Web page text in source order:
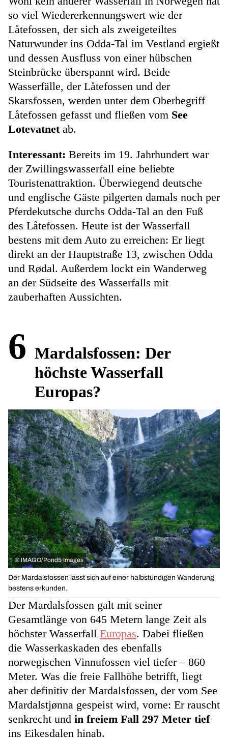
so viel Wiedererkennungswert wie der
Låtefossen, der sich als zweigeteiltes
Naturwunder ins Odda-Tal im Vestland ergießt
und dessen Ausfluss von einer hübschen
Steinbrücke überspannt wird. Beide
Wasserfälle, der Låtefossen und der
Skarsfossen, werden unter dem Oberbegriff
Låtefossen gefasst und fließen vom See
Lotevatnet ab.
Interessant: Bereits im 19. Jahrhundert war
der Zwillingswasserfall eine beliebte
Touristenattraktion. Überwiegend deutsche
und englische Gäste pilgerten damals noch per
Pferdekutsche durchs Odda-Tal an den Fuß
des Låtefossen. Heute ist der Wasserfall
bestens mit dem Auto zu erreichen: Er liegt
direkt an der Hauptstraße 13, zwischen Odda
und Rødal. Außerdem lockt ein Wanderweg
an der Südseite des Wasserfalls mit
zauberhaften Aussichten.
6 Mardalsfossen: Der
höchste Wasserfall
Europas?
© IMAGO/Pond5 Images
Der Mardalsfossen lässt sich auf einer halbstündigen Wanderung
bestens erkunden.
Der Mardalsfossen galt mit seiner
Gesamtlänge von 645 Metern lange Zeit als
höchster Wasserfall Europas. Dabei fließen
die Wasserkaskaden des ebenfalls
norwegischen Vinnufossen viel tiefer – 860
Meter. Was die freie Fallhöhe betrifft, liegt
aber definitiv der Mardalsfossen, der vom See
Mardalstjønna gespeist wird, vorne: Er rauscht
senkrecht und in freiem Fall 297 Meter tief
ins Eikesdalen hinab.